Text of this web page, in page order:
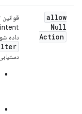
allow
Null
Action
داده